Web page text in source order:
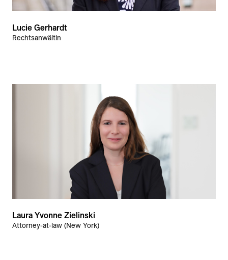
Lucie Gerhardt
Rechtsanwältin
Laura Yvonne Zielinski
Attorney-at-law (New York)